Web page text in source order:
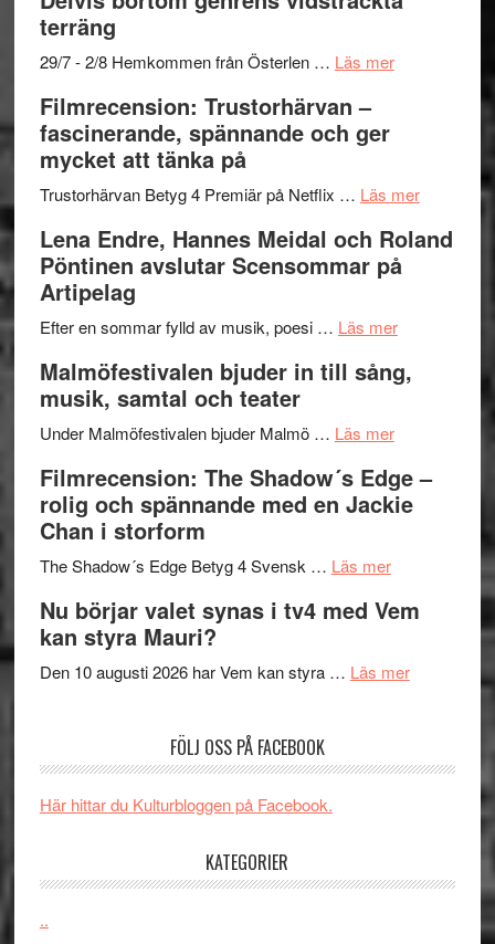
Fox
och
Scully
grönaste
–
och
lättsam
terräng
29/7 - 2/8 Hemkommen från Österlen … Läs merom
2026
I
Delvis
genrens
terräng
Filmrecension: Trustorhärvan –
fascinerande, spännande och ger
mycket att tänka på
Trustorhärvan Betyg 4 Premiär på Netflix … Läs merom
på
Lena Endre, Hannes Meidal och Roland
Pöntinen avslutar Scensommar på
Artipelag
Efter en sommar fylld av musik, poesi … Läs merom
Endre,
Roland
Pöntinen
Scensommar
Artipelag
Malmöfestivalen bjuder in till sång,
musik, samtal och teater
Under Malmöfestivalen bjuder Malmö … Läs merom
bjuder
in
samtal
teater
Filmrecension: The Shadow´s Edge –
rolig och spännande med en Jackie
Chan i storform
The Shadow´s Edge Betyg 4 Svensk … Läs merom
Filmrecension:
The
´s
och
Jackie
Nu börjar valet synas i tv4 med Vem
kan styra Mauri?
Den 10 augusti 2026 har Vem kan styra … Läs merom
synas
Vem
FÖLJ OSS PÅ FACEBOOK
Här hittar du Kulturbloggen på Facebook.
KATEGORIER
..